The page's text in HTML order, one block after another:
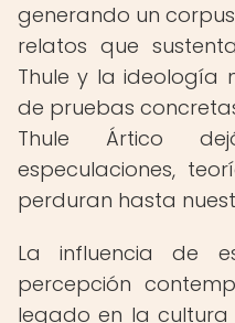
generando un
relatos que
Thule y la ideología
de pruebas
Thule Ártico
especulaciones,
perduran hasta
La influencia de
percepción
legado en la